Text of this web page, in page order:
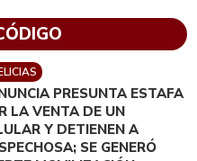
PRESUNTA ESTAFA
LA VENTA DE UN
Y DETIENEN A
SE GENERÓ